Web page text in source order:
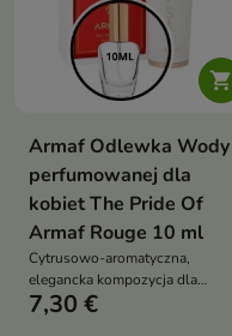

Armaf Odlewka Wody
perfumowanej dla
kobiet The Pride Of
Armaf Rouge 10 ml
Cytrusowo-aromatyczna,
elegancka kompozycja dla
kobiet, łącząca świeżość
7,30 €